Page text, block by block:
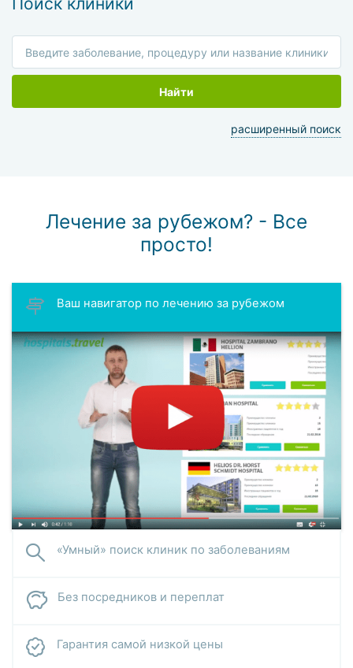
Найти
расширенный поиск
Лечение за рубежом? - Все
просто!
Ваш навигатор по лечению за рубежом
«Умный» поиск клиник по заболеваниям
Без посредников и переплат
Гарантия самой низкой цены